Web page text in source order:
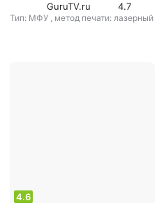
GuruTV.ru
4.7
Тип: МФУ , метод печати: лазерный
4.6